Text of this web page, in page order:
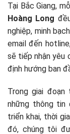
Tại Bắc Giang,
Hoàng Long
nghiệp, minh
email đến
sẽ tiếp nhận yêu
định hướng ban
Trong giai đoạn
những thông tin
triển khai, thời
đó, chúng tôi